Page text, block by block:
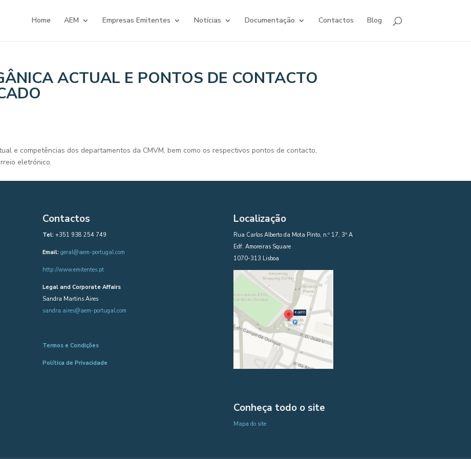
Home AEM Empresas Emitentes Notícias Documentação Contactos Blog
ACTUAL E PONTOS DE CONTACTO
e competências dos departamentos da CMVM, bem como os respectivos pontos de contacto,
eletrónico.
Contactos
Tel: +351 938 254 749
Email: geral@aem-portugal.com
http://www.emitentes.pt
Legal and Corporate Affairs
Sandra Martins Aires
sandra.aires@aem-portugal.com
Termos e Condições
Política de Privacidade
Localização
Rua Carlos Alberto da Mota Pinto, n.º 17, 3º A
Edf. Amoreiras Square
1070-313 Lisboa
Conheça todo o site
Mapa do site